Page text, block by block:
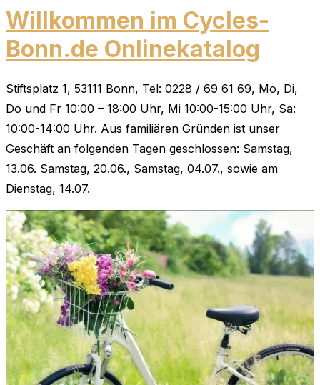
Navigation
umschalten
Willkommen im Cycles-
Bonn.de Onlinekatalog
Stiftsplatz 1, 53111 Bonn, Tel: 0228 / 69 61 69, Mo, Di,
Do und Fr 10:00 – 18:00 Uhr, Mi 10:00-15:00 Uhr, Sa:
10:00-14:00 Uhr. Aus familiären Gründen ist unser
Geschäft an folgenden Tagen geschlossen: Samstag,
13.06. Samstag, 20.06., Samstag, 04.07., sowie am
Dienstag, 14.07.